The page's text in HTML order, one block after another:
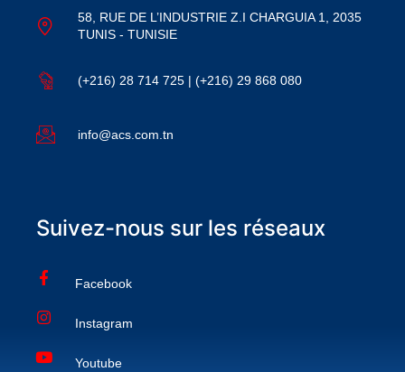
58, RUE DE L’INDUSTRIE Z.I CHARGUIA 1, 2035
TUNIS - TUNISIE
(+216) 28 714 725 | (+216) 29 868 080
info@acs.com.tn
Suivez-nous sur les réseaux
Facebook
Instagram
Youtube